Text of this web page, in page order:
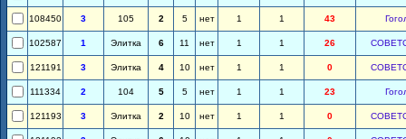
108450 3 105 2 5 нет 1 1 43
102587 1 Элитка 6 11 нет 1 1 26
121191 3 Элитка 4 10 нет 1 1 0
111334 2 104 5 5 нет 1 1 23
121193 3 Элитка 2 10 нет 1 1 0